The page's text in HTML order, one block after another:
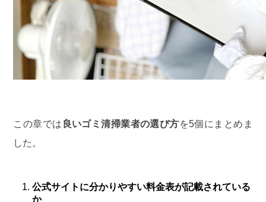
この章では 良いゴミ清掃業者の選び方を5個にまとめま
した。
公式サイトに分かりやすい料金表が記載されている
か